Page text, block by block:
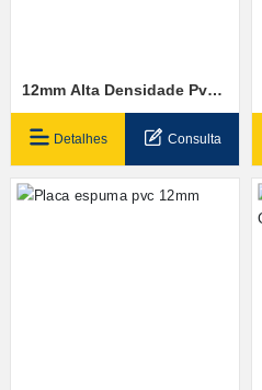
12mm Alta Densidade Pvc
Espuma Folha
Detalhes Consulta